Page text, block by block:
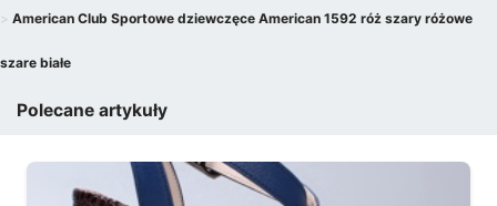
American Club Sportowe dziewczęce American 1592 róż szary różowe
szare białe
Polecane artykuły